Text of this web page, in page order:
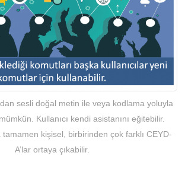
sesli doğal metin ile veya kodlama yoluyla
Kullanıcı kendi asistanını eğitebilir.
kişisel, birbirinden çok farklı CEYD-
A’lar ortaya çıkabilir.